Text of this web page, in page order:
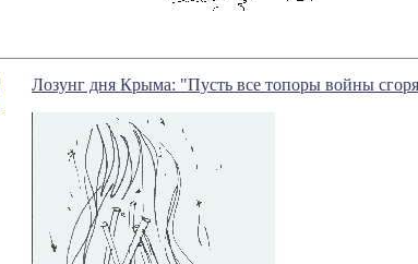
Лозунг дня Крыма: "Пусть все топоры войны